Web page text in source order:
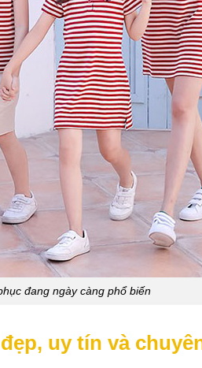
đang ngày càng phổ biến
uy tín và